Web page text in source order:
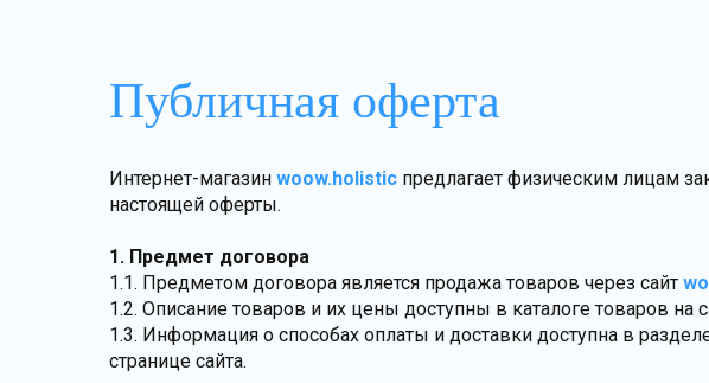
Публичная оферта
Интернет-магазин woow.holistic предлагает физическим лицам
настоящей оферты.
1. Предмет договора
1.1. Предметом договора является продажа товаров через сайт
1.2. Описание товаров и их цены доступны в каталоге товаров на
1.3. Информация о способах оплаты и доставки доступна в
странице сайта.